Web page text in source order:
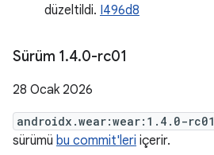
düzeltildi. I496d8
Sürüm 1.4.0-rc01
28 Ocak 2026
androidx.wear:wear:1.4.0-rc01
sürümü bu commit'leri içerir.